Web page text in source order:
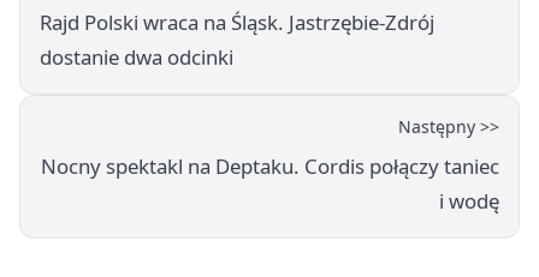
Rajd Polski wraca na Śląsk. Jastrzębie-Zdrój
dostanie dwa odcinki
Następny >>
Nocny spektakl na Deptaku. Cordis połączy taniec
i wodę